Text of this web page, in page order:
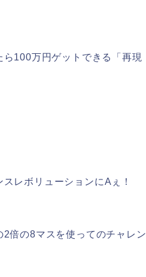
100万円ゲットできる「再現
レボリューションにAぇ！
倍の8マスを使ってのチャレン